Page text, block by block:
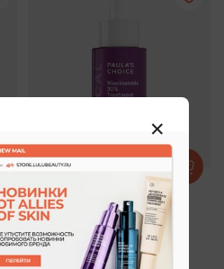
PAULA'S CHOICE
Сыворотка с
ниацинамидом 20%